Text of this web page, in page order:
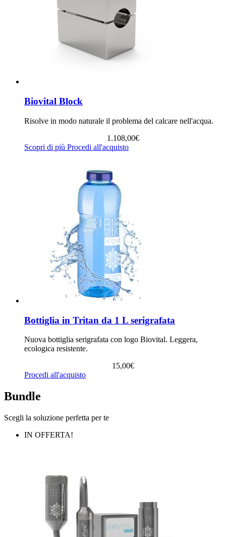
Biovital Block
Risolve in modo naturale il problema del calcare nell'acqua.
1.108,00€
Scopri di più Procedi all'acquisto
Bottiglia in Tritan da 1 L serigrafata
Nuova bottiglia serigrafata con logo Biovital. Leggera,
ecologica resistente.
15,00€
Procedi all'acquisto
Bundle
Scegli la soluzione perfetta per te
IN OFFERTA!